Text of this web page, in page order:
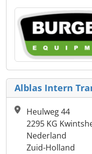
Alblas Intern
Heulweg 44
2295 KG
Nederland
Zuid-Holland